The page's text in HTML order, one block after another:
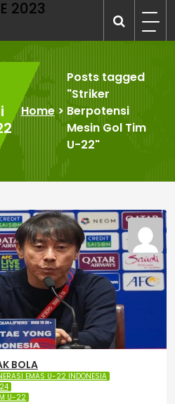
2023
Home>
Posts tagged
"Striker
Berpotensi
Mesin Gol Tim
U-22"
BOLA
EMAS U-22 INDONESIA
U-22